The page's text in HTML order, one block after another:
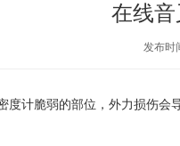
在线
发布时
计脆弱的部位，外力损伤会